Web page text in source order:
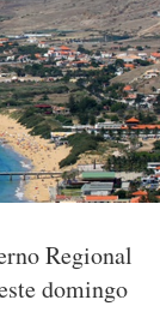
Regional
domingo